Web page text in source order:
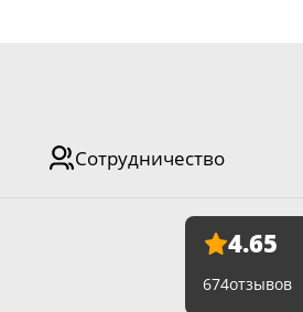
Сотрудничество
4.65
674отзывов